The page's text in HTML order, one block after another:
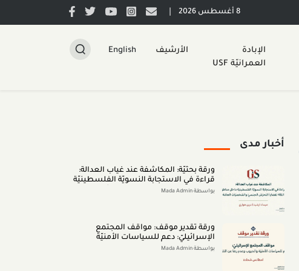
8 أغسطس 2026
الإبادة
العمرانيّة USF
الأرشيف English
أخبار مدى
ورقة بحثيّة: المكاشفة عند غياب العدالة:
قراءة في الاستجابة النسويّة الفلسطينيّة
بواسطة Mada Admin
ورقة تقدير موقف: مواقف المجتمع
الإسرائيليّ: دعم للسياسات الأمنيّة
والحروب وعدم رضا عن النتائج (تمّوز 2026)
بواسطة Mada Admin